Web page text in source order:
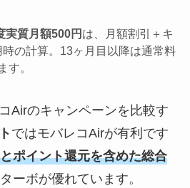
実質月額500円 は、月額割引＋キ
の計算。13ヶ月目以降は通常料
す。
Airのキャンペーンを比較す
ではモバレコAirが有利です
ポイント還元を含めた総合
ーボが優れています。